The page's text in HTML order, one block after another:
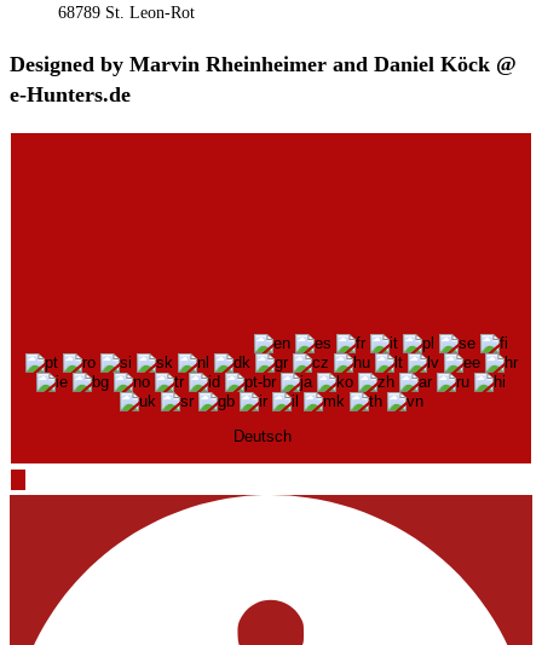
68789 St. Leon-Rot
Designed by Marvin Rheinheimer and Daniel Köck @
e-Hunters.de
Deutsch